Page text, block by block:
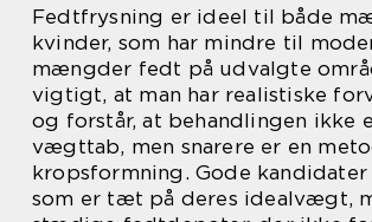
Fedtfrysning er ideel til både
kvinder, som har mindre til
mængder fedt på udvalgte
vigtigt, at man har realistiske
og forstår, at behandlingen ikke
vægttab, men snarere er en
kropsformning. Gode kandidater
som er tæt på deres idealvægt,